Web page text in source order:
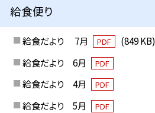
給食便り
給食だより 7月 PDF
(849 KB)
給食だより 6月
PDF
給食だより 4月 PDF
給食だより 5月 PDF